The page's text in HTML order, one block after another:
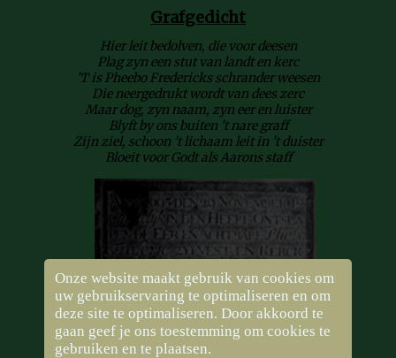
Grafgedicht
Hier leit bedolven, die voor deesen
Plag zyn een stut van landt en kerc
’T is Pheebo Fredericks schrander weesen
Die neergedrukt wordt van dees zerc
Maar dog, zyn naam, zyn eer en luister
Blyft by ons buiten ’t nare graff
Zijn ziel, schoon ’t lichaam leit in ’t duister
Bloeit voor Godt als Aarons staff
Onze website maakt gebruik van cookies om
uw gebruikservaring te optimaliseren en om
deze site te optimaliseren. Door akkoord te
gaan geef je ons toestemming om cookies te
gebruiken en te plaatsen.